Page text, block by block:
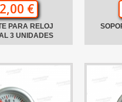
€
PARA RELOJ
3 UNIDADES